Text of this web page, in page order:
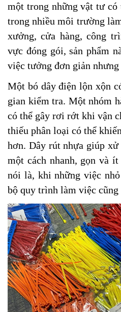
một trong những vật tư có
trong nhiều môi trường
xưởng, cửa hàng, công
vực đóng gói, sản phẩm
việc tưởng đơn giản
Một bó dây điện lộn xộn
gian kiểm tra. Một nhóm
có thể gây rơi rớt khi vận
thiếu phân loại có thể
hơn. Dây rút nhựa giúp
một cách nhanh, gọn và
nói là, khi những việc
bộ quy trình làm việc cũng